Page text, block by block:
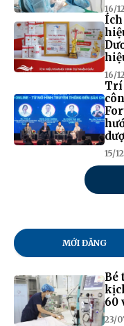
16/
Ích
16/
Trí
15/
MỚI ĐĂNG
Bé
60
23/